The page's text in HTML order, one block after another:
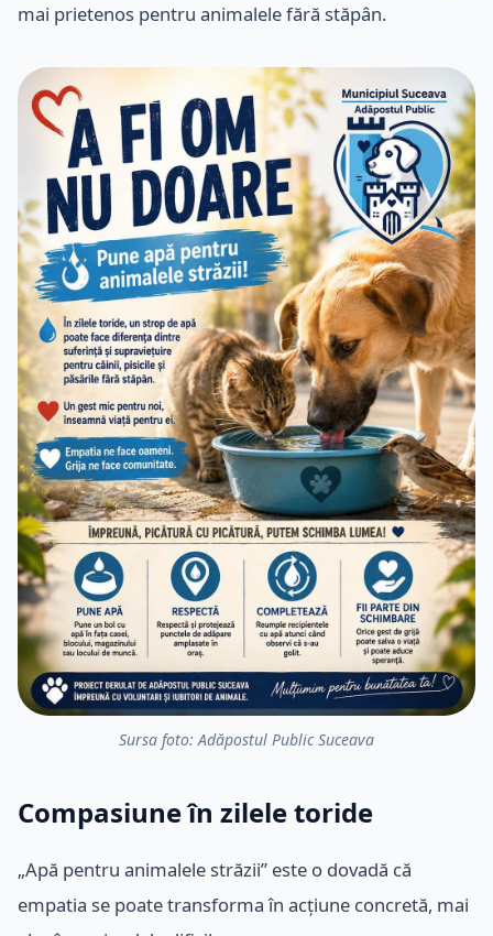
mai prietenos pentru animalele fără stăpân.
Sursa foto: Adăpostul Public Suceava
Compasiune în zilele toride
„Apă pentru animalele străzii” este o dovadă că
empatia se poate transforma în acțiune concretă, mai